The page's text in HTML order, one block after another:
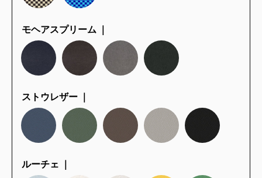
モヘアスプリーム ｜
ストウレザー ｜
ルーチェ ｜